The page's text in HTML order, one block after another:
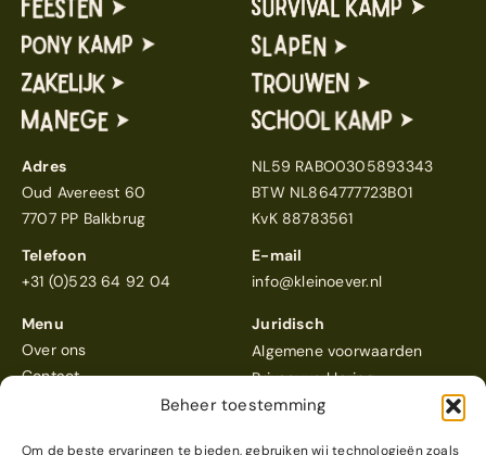
Beheer toestemming
Om de beste ervaringen te bieden, gebruiken wij technologieën zoals
Adres
Oud Avereest 60
7707 PP Balkbrug
NL59 RABO0305893343
BTW NL864777723B01
KvK 88783561
Telefoon
+31 (0)523 64 92 04
E-mail
info@kleinoever.nl
Menu
Over ons
Contact
Juridisch
Algemene voorwaarden
Privacyverklaring